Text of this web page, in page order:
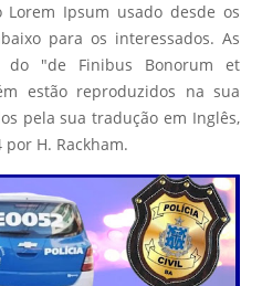
Ipsum usado desde os
para os interessados. As
do "de Finibus Bonorum et
estão reproduzidos na sua
pela sua tradução em Inglês,
H. Rackham.